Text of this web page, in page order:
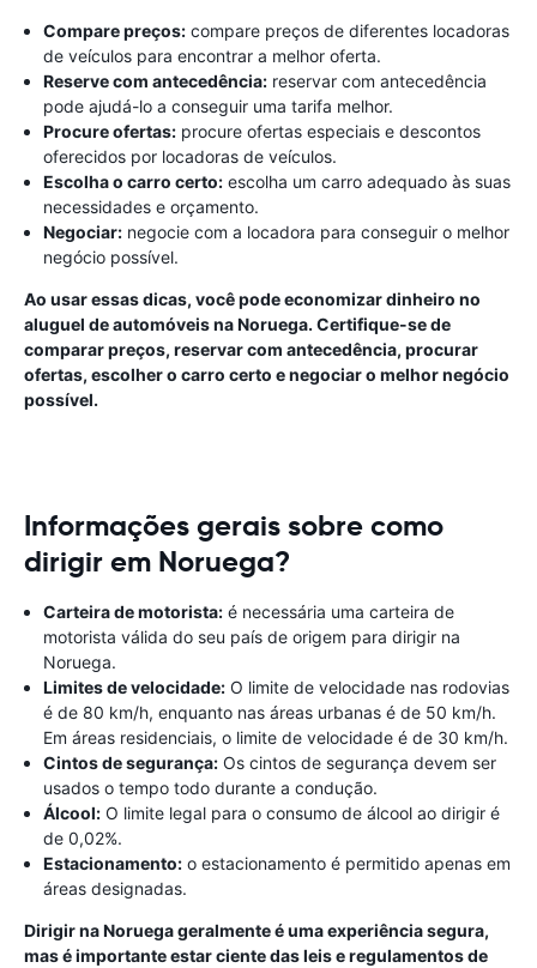
Compare preços: compare preços de diferentes locadoras
de veículos para encontrar a melhor oferta.
Reserve com antecedência: reservar com antecedência
pode ajudá-lo a conseguir uma tarifa melhor.
Procure ofertas: procure ofertas especiais e descontos
oferecidos por locadoras de veículos.
Escolha o carro certo: escolha um carro adequado às suas
necessidades e orçamento.
Negociar: negocie com a locadora para conseguir o melhor
negócio possível.
Ao usar essas dicas, você pode economizar dinheiro no
aluguel de automóveis na Noruega. Certifique-se de
comparar preços, reservar com antecedência, procurar
ofertas, escolher o carro certo e negociar o melhor negócio
possível.
Informações gerais sobre como
dirigir em Noruega?
Carteira de motorista: é necessária uma carteira de
motorista válida do seu país de origem para dirigir na
Noruega.
Limites de velocidade: O limite de velocidade nas rodovias
é de 80 km/h, enquanto nas áreas urbanas é de 50 km/h.
Em áreas residenciais, o limite de velocidade é de 30 km/h.
Cintos de segurança: Os cintos de segurança devem ser
usados ​​o tempo todo durante a condução.
Álcool: O limite legal para o consumo de álcool ao dirigir é
de 0,02%.
Estacionamento: o estacionamento é permitido apenas em
áreas designadas.
Dirigir na Noruega geralmente é uma experiência segura,
mas é importante estar ciente das leis e regulamentos de